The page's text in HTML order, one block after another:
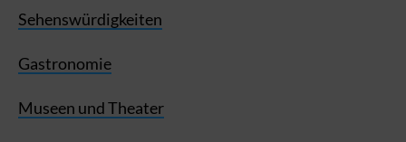
Sehenswürdigkeiten
Gastronomie
Museen und Theater